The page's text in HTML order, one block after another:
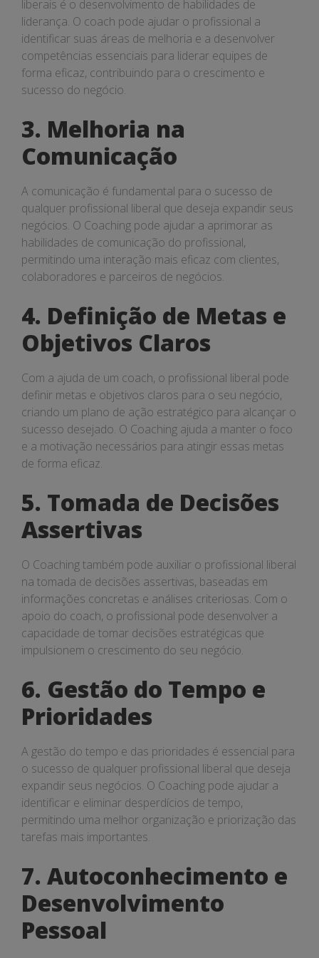
liberais é o desenvolvimento de habilidades de
liderança. O coach pode ajudar o profissional a
identificar suas áreas de melhoria e a desenvolver
competências essenciais para liderar equipes de
forma eficaz, contribuindo para o crescimento e
sucesso do negócio.
3. Melhoria na
Comunicação
A comunicação é fundamental para o sucesso de
qualquer profissional liberal que deseja expandir seus
negócios. O Coaching pode ajudar a aprimorar as
habilidades de comunicação do profissional,
permitindo uma interação mais eficaz com clientes,
colaboradores e parceiros de negócios.
4. Definição de Metas e
Objetivos Claros
Com a ajuda de um coach, o profissional liberal pode
definir metas e objetivos claros para o seu negócio,
criando um plano de ação estratégico para alcançar o
sucesso desejado. O Coaching ajuda a manter o foco
e a motivação necessários para atingir essas metas
de forma eficaz.
5. Tomada de Decisões
Assertivas
O Coaching também pode auxiliar o profissional liberal
na tomada de decisões assertivas, baseadas em
informações concretas e análises criteriosas. Com o
apoio do coach, o profissional pode desenvolver a
capacidade de tomar decisões estratégicas que
impulsionem o crescimento do seu negócio.
6. Gestão do Tempo e
Prioridades
A gestão do tempo e das prioridades é essencial para
o sucesso de qualquer profissional liberal que deseja
expandir seus negócios. O Coaching pode ajudar a
identificar e eliminar desperdícios de tempo,
permitindo uma melhor organização e priorização das
tarefas mais importantes.
7. Autoconhecimento e
Desenvolvimento
Pessoal